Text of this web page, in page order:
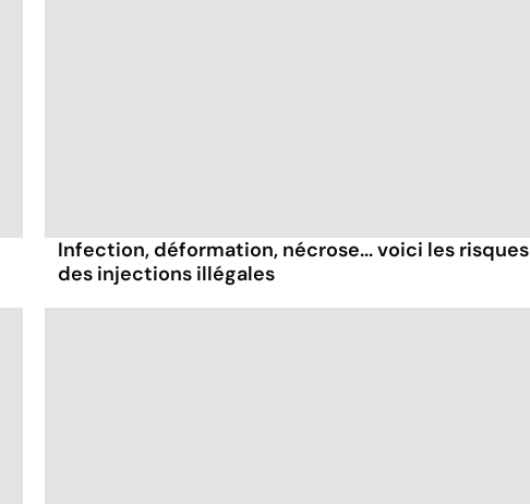
Infection, déformation, nécrose... voici les risques
des injections illégales